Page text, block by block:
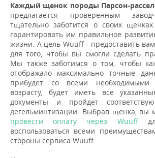
Каждый щенок породы Парсон-
предлагается проверенным
тщательно заботится о своих
гарантировать им правильное
жизни. А цель Wuuff - предоставить
для того, чтобы вы смогли сделать
Мы также заботимся о том, чтобы
отображало максимально точные
прибудет со всеми
возрасту, будет иметь все
документы и пройдет
дегельминтизации. Выбрав щенка, вы
провести оплату через Wuuff
воспользоваться всеми
стороны сервиса Wuuff.